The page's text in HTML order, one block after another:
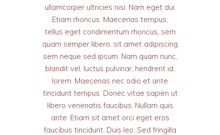
ullamcorper ultricies nisi. Nam eget dui.
Etiam rhoncus. Maecenas tempus,
tellus eget condimentum rhoncus, sem
quam semper libero, sit amet adipiscing
sem neque sed ipsum. Nam quam nunc,
blandit vel, luctus pulvinar, hendrerit id,
lorem. Maecenas nec odio et ante
tincidunt tempus. Donec vitae sapien ut
libero venenatis faucibus. Nullam quis
ante. Etiam sit amet orci eget eros
faucibus tincidunt. Duis leo. Sed fringilla